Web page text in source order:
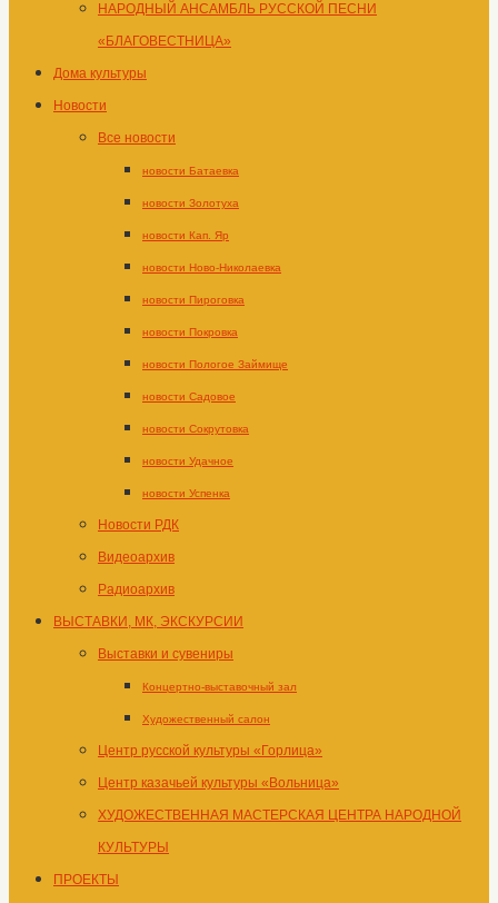
НАРОДНЫЙ АНСАМБЛЬ РУССКОЙ ПЕСНИ
«БЛАГОВЕСТНИЦА»
Дома культуры
Новости
Все новости
новости Батаевка
новости Золотуха
новости Кап. Яр
новости Ново-Николаевка
новости Пироговка
новости Покровка
новости Пологое Займище
новости Садовое
новости Сокрутовка
новости Удачное
новости Успенка
Новости РДК
Видеоархив
Радиоархив
ВЫСТАВКИ, МК, ЭКСКУРСИИ
Выставки и сувениры
Концертно-выставочный зал
Художественный салон
Центр русской культуры «Горлица»
Центр казачьей культуры «Вольница»
ХУДОЖЕСТВЕННАЯ МАСТЕРСКАЯ ЦЕНТРА НАРОДНОЙ
КУЛЬТУРЫ
ПРОЕКТЫ